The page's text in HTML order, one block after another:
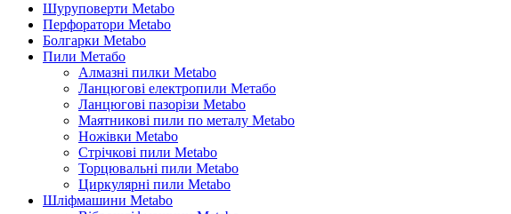
Шуруповерти Metabo
Перфоратори Metabo
Болгарки Metabo
Пили Метабо
Алмазні пилки Metabo
Ланцюгові електропили Метабо
Ланцюгові пазорізи Metabo
Маятникові пили по металу Metabo
Ножівки Metabo
Стрічкові пили Metabo
Торцювальні пили Metabo
Циркулярні пили Metabo
Шліфмашини Metabo